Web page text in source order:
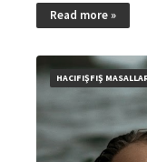
Read more »
HACIFIŞFIŞ